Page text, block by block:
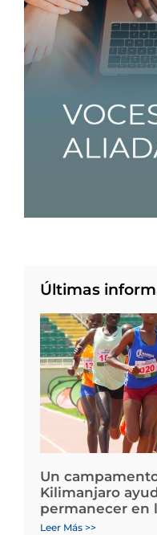
Últimas
Un
Kilimanjaro
permanecer en
Leer Más >>